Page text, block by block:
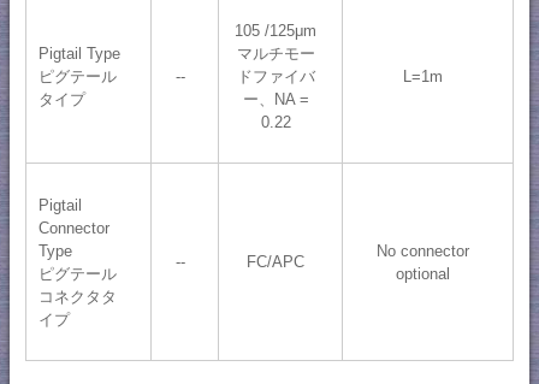
Pigtail Type
ピグテール
タイプ
--
105 /125μm
マルチモー
ドファイバ
ー、NA =
0.22
L=1m
Pigtail
Connector
Type
ピグテール
コネクタタ
イプ
-- FC/APC
No connector
optional